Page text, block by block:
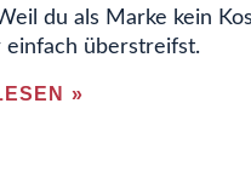
du als Marke kein
einfach überstreifst.
»